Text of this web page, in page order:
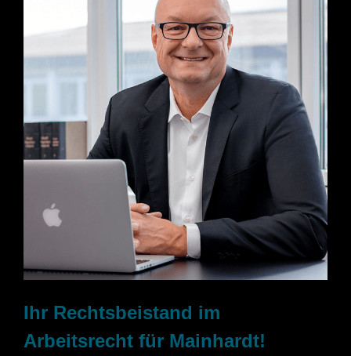
Ihr Rechtsbeistand im
Arbeitsrecht für Mainhardt!